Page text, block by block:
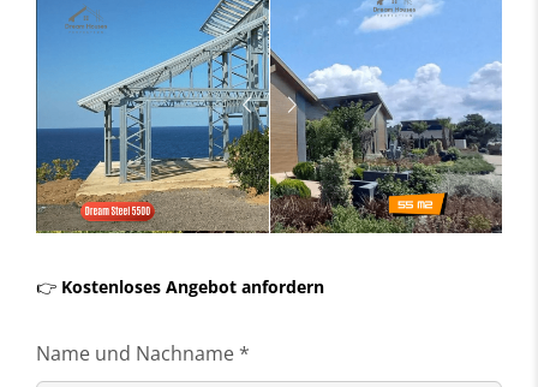
👉 Kostenloses Angebot anfordern
Name und Nachname *